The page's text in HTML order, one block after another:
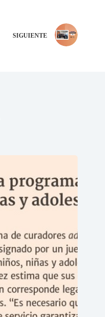
SIGUIENTE